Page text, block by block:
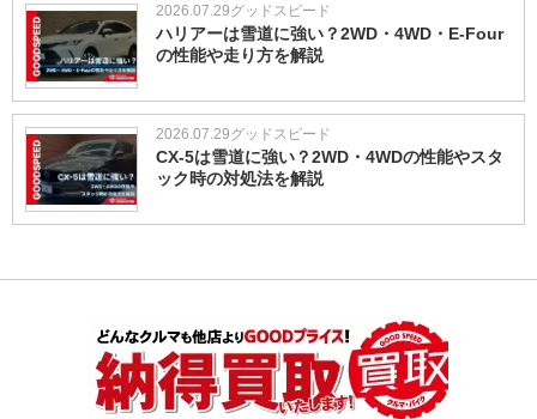
2026.07.29グッドスピード
ハリアーは雪道に強い？2WD・4WD・E-Four
の性能や走り方を解説
2026.07.29グッドスピード
CX-5は雪道に強い？2WD・4WDの性能やスタ
ック時の対処法を解説